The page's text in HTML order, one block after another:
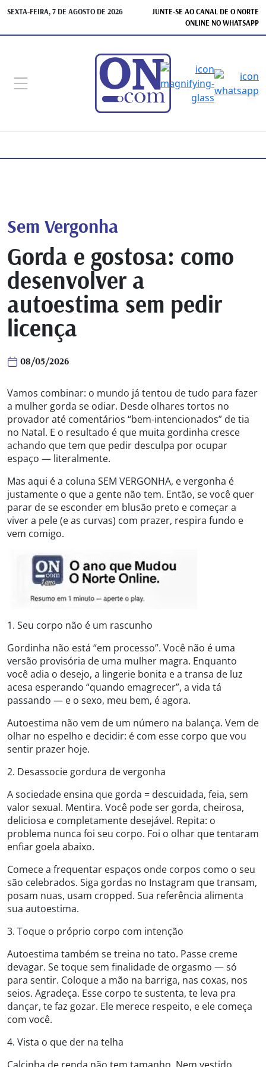
SEXTA-FEIRA, 7 DE AGOSTO DE 2026
JUNTE-SE AO CANAL DE O NORTE
ONLINE NO WHATSAPP
Sem Vergonha
Gorda e gostosa: como
desenvolver a
autoestima sem pedir
licença
08/05/2026
Vamos combinar: o mundo já tentou de tudo para fazer
a mulher gorda se odiar. Desde olhares tortos no
provador até comentários “bem-intencionados” de tia
no Natal. E o resultado é que muita gordinha cresce
achando que tem que pedir desculpa por ocupar
espaço — literalmente.
Mas aqui é a coluna SEM VERGONHA, e vergonha é
justamente o que a gente não tem. Então, se você quer
parar de se esconder em blusão preto e começar a
viver a pele (e as curvas) com prazer, respira fundo e
vem comigo.
1. Seu corpo não é um rascunho
Gordinha não está “em processo”. Você não é uma
versão provisória de uma mulher magra. Enquanto
você adia o desejo, a lingerie bonita e a transa de luz
acesa esperando “quando emagrecer”, a vida tá
passando — e o sexo, meu bem, é agora.
Autoestima não vem de um número na balança. Vem de
olhar no espelho e decidir: é com esse corpo que vou
sentir prazer hoje.
2. Desassocie gordura de vergonha
A sociedade ensina que gorda = descuidada, feia, sem
valor sexual. Mentira. Você pode ser gorda, cheirosa,
deliciosa e completamente desejável. Repita: o
problema nunca foi seu corpo. Foi o olhar que tentaram
enfiar goela abaixo.
Comece a frequentar espaços onde corpos como o seu
são celebrados. Siga gordas no Instagram que transam,
posam nuas, usam cropped. Sua referência alimenta
sua autoestima.
3. Toque o próprio corpo com intenção
Autoestima também se treina no tato. Passe creme
devagar. Se toque sem finalidade de orgasmo — só
para sentir. Coloque a mão na barriga, nas coxas, nos
seios. Agradeça. Esse corpo te sustenta, te leva pra
dançar, te faz gozar. Ele merece respeito, e ele começa
com você.
4. Vista o que der na telha